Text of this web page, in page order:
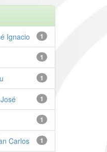
1
Ignacio
1
1
1
1
1
Carlos